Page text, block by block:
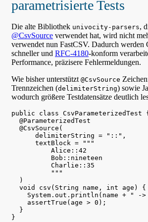
parametrisierte Tests
Die alte Bibliothek univocity-parsers,
@CsvSource verwendet hat, wird nicht
verwendet nun FastCSV. Dadurch werden
schneller und RFC-4180-konform
Performance, präzisere Fehlermeldungen.
Wie bisher unterstützt @CsvSource
Trennzeichen (delimiterString) sowie
wodurch größere Testdatensätze deutlich
public class CsvParameterizedTest {
  @ParameterizedTest
  @CsvSource(
      delimiterString = "::",
      textBlock = """
          Alice::42
          Bob::nineteen
          Charlie::35
          """
  )
  void csv(String name, int age) {
System.out.println(name + " ->
    assertTrue(age > 0);
  }
}